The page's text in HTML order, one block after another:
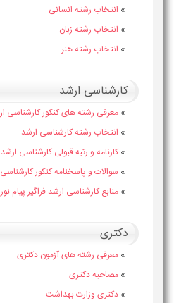
انتخاب رشته انسانی
انتخاب رشته زبان
انتخاب رشته هنر
کارشناسی ارشد
معرفی رشته های کنکور کارشناسی ارشد
انتخاب رشته کارشناسی ارشد
کارنامه و رتبه قبولی کارشناسی ارشد
سوالات و پاسخنامه کنکور کارشناسی ارشد
منابع کارشناسی ارشد فراگیر پیام نور
دکتری
معرفی رشته های آزمون دکتری
مصاحبه دکتری
دکتری وزارت بهداشت